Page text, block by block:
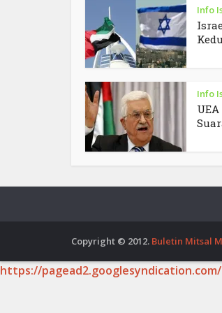
Info
Info
Copyright © 2012. Buletin Mitsal
https://